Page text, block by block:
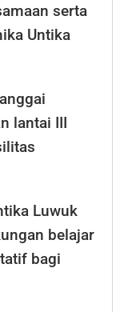
serta
Untika
lantai III
Luwuk
belajar
bagi